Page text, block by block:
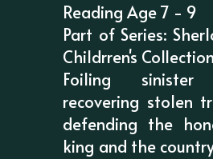
Reading Age 7 - 9
Part of Series:
Childrren's Collection
Foiling sinister
recovering stolen
defending the
king and the